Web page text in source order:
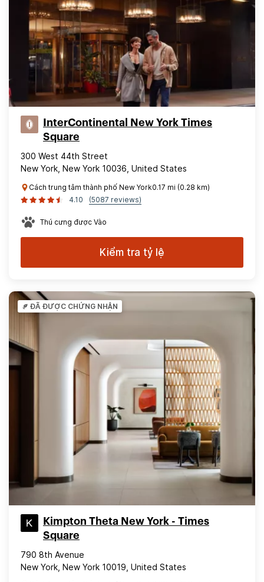
InterContinental New York Times
Square
300 West 44th Street
New York, New York 10036, United States
Cách trung tâm thành phố New York0.17 mi (0.28 km)
4.10
(5087 reviews)
Thú cưng được Vào
Kiểm tra tỷ lệ
ĐÃ ĐƯỢC CHỨNG NHẬN
Kimpton Theta New York - Times
Square
790 8th Avenue
New York, New York 10019, United States